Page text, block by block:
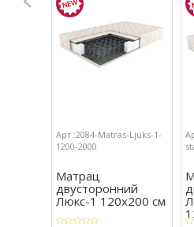
Арт.:2084-Matras-Ljuks-1-
1200-2000
Матрац
двусторонний
Люкс-1 120х200 см